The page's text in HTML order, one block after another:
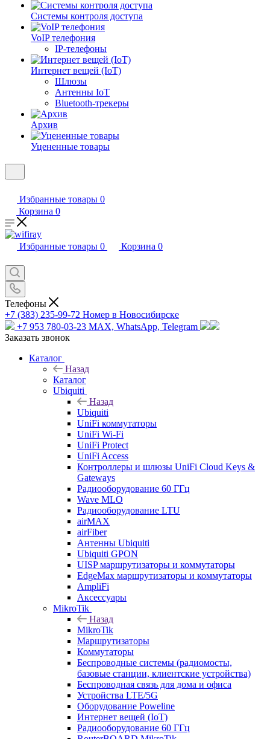
Системы контроля доступа
VoIP телефония
IP-телефоны
Интернет вещей (IoT)
Шлюзы
Антенны IoT
Bluetooth-трекеры
Архив
Уцененные товары
Избранные товары 0
Корзина 0
Избранные товары 0 Корзина 0
Телефоны
+7 (383) 235-99-72 Номер в Новосибирске
+7 953 780-03-23 MAX, WhatsApp, Telegram
Заказать звонок
Каталог
Назад
Каталог
Ubiquiti
Назад
Ubiquiti
UniFi коммутаторы
UniFi Wi-Fi
UniFi Protect
UniFi Access
Контроллеры и шлюзы UniFi Cloud Keys &
Gateways
Радиооборудование 60 ГГц
Wave MLO
Радиооборудование LTU
airMAX
airFiber
Антенны Ubiquiti
Ubiquiti GPON
UISP маршрутизаторы и коммутаторы
EdgeMax маршрутизаторы и коммутаторы
AmpliFi
Аксессуары
MikroTik
Назад
MikroTik
Маршрутизаторы
Коммутаторы
Беспроводные системы (радиомосты,
базовые станции, клиентские устройства)
Беспроводная связь для дома и офиса
Устройства LTE/5G
Оборудование Poweline
Интернет вещей (IoT)
Радиооборудование 60 ГГц